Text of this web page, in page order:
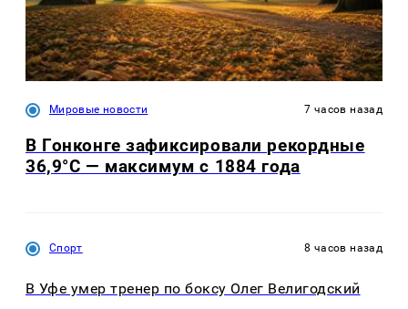
Мировые новости 7 часов назад
В Гонконге зафиксировали рекордные
36,9°C — максимум с 1884 года
Спорт 8 часов назад
В Уфе умер тренер по боксу Олег Велигодский